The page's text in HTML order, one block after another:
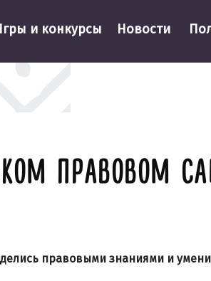
и конкурсы Новости
ПРАВОВОМ
правовыми знаниями и